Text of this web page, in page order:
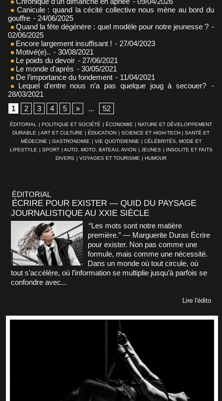
Canicule : quand la cécité collective nous mène au bord du
gouffre - 24/06/2025
Quand la fête dégénère : quel modèle pour notre jeunesse ? -
02/06/2025
Encore largement insuffisant ! - 27/04/2023
Motivé(e).. - 30/08/2021
Le poids du devoir - 27/06/2021
Le monde d'après - 30/05/2021
De l’importance du fondement - 11/04/2021
Lequel d’entre nous n’a pas quelque joug à secouer?
-
28/03/2021
1
2 3 4 5 » ... 52
ÉDITORIAL | POLITIQUE ET SOCIÉTÉ | ÉCONOMIE | NATURE ET DÉVELOPPEMENT
DURABLE | ART ET CULTURE | ÉDUCATION | SCIENCE ET HIGH-TECH | SANTÉ ET
MÉDECINE | GASTRONOMIE | VIE QUOTIDIENNE | CÉLÉBRITÉS, MODE ET
LIFESTYLE | SPORT | AUTO, MOTO, BATEAU, AVION | JEUNES | INSOLITE ET FAITS
DIVERS | VOYAGES ET TOURISME | HUMOUR
ÉDITORIAL
ÉCRIRE POUR EXISTER — QUID DU PAYSAGE
JOURNALISTIQUE AU XXIE SIÈCLE
“Les mots sont notre matière
première.” — Marguerite Duras Écrire
pour exister. Non pas comme une
formule, mais comme une nécessité.
Dans un monde où tout circule, où
tout s’accélère, où l’information se multiplie jusqu’à parfois se
confondre avec...
Lire l'édito